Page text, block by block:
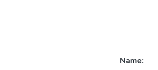
Name: